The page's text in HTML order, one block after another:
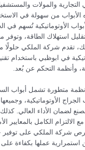
والمولات
الأبواب من سهولة في
الأوتوماتيكية تُسهم
استهلاك الطاقة،
تقدم شركة الملكي حلولًا
في ابوظبي باستخدام
وأنظمة التحكم عن بُعد.
متطورة تشمل أبواب
الجراج الأوتوماتيكية،
الصنع لضمان الأداء العالي.
الكامل بالمعايير
شركة الملكي على توفير
استمرارية عملها بكفاءة على